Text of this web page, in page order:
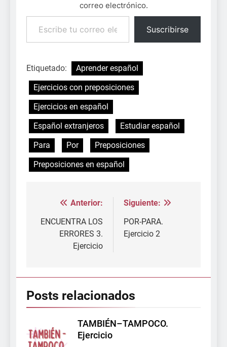
correo electrónico.
Escribe tu correo electrónico…
Suscribirse
Etiquetado:
Aprender español
Ejercicios con preposiciones
Ejercicios en español
Español extranjeros
Estudiar español
Para
Por
Preposiciones
Preposiciones en español
Navegación
de
entradas
Anterior:
ENCUENTRA LOS
ERRORES 3.
Ejercicio
Siguiente:
POR-PARA.
Ejercicio 2
Posts relacionados
TAMBIÉN–TAMPOCO.
Ejercicio